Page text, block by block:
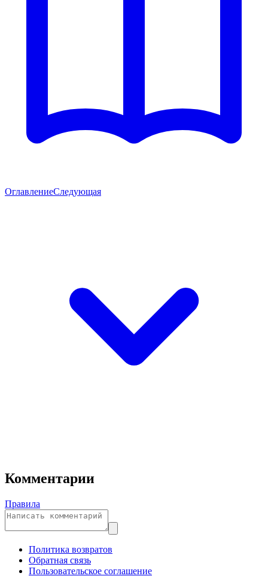
ОглавлениеСледующая
Комментарии
Правила
Политика возвратов
Обратная связь
Пользовательское соглашение